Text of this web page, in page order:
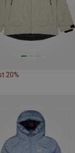
20%